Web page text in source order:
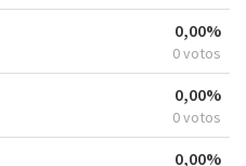
0,00%
0 votos
0,00%
0 votos
0,00%